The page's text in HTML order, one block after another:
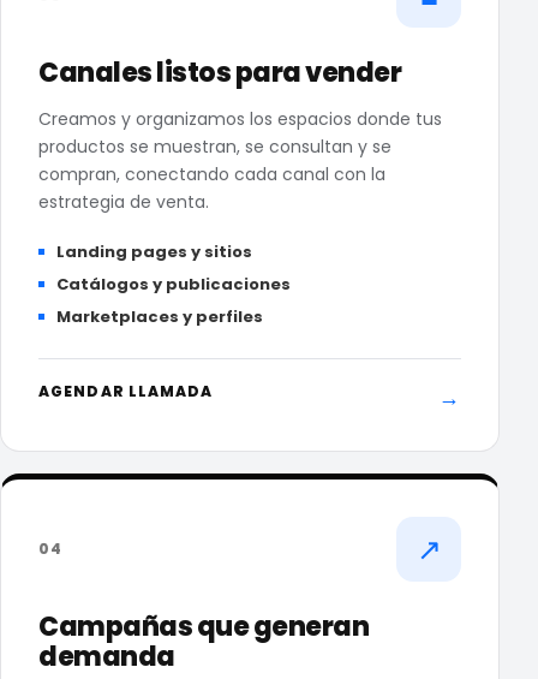
Canales listos para vender
Creamos y organizamos los espacios donde tus
productos se muestran, se consultan y se
compran, conectando cada canal con la
estrategia de venta.
Landing pages y sitios
Catálogos y publicaciones
Marketplaces y perfiles
AGENDAR LLAMADA →
04 ↗
Campañas que generan
demanda